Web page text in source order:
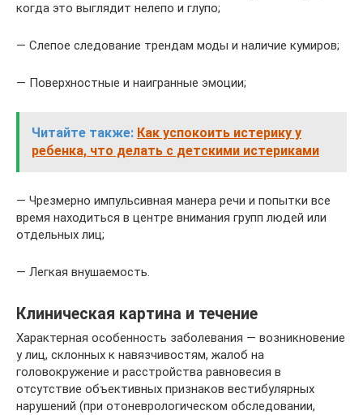
когда это выглядит нелепо и глупо;
— Слепое следование трендам моды и наличие кумиров;
— Поверхностные и наигранные эмоции;
Читайте также: Как успокоить истерику у
ребенка, что делать с детскими истериками
— Чрезмерно импульсивная манера речи и попытки все
время находиться в центре внимания групп людей или
отдельных лиц;
— Легкая внушаемость.
Клиническая картина и течение
Характерная особенность заболевания — возникновение
у лиц, склонных к навязчивостям, жалоб на
головокружение и расстройства равновесия в
отсутствие объективных призна­ков вестибулярных
нарушений (при отоневрологическом об­следовании,